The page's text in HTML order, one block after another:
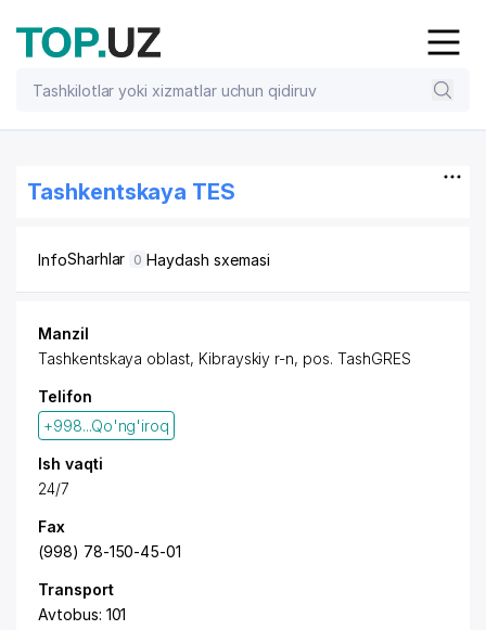
Tashkentskaya TES
InfoSharhlar 0 Haydash sxemasi
Manzil
Tashkentskaya oblast, Kibrayskiy r-n, pos. TashGRES
Telifon
+998...Qo'ng'iroq
Ish vaqti
24/7
Fax
(998) 78-150-45-01
Transport
Avtobus: 101